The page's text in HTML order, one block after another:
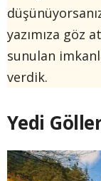
yazımıza göz
sunulan
verdik.
Yedi